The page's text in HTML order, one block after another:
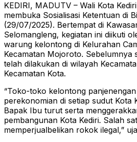
KEDIRI, MADUTV – Wali Kota
membuka Sosialisasi Ketentuan di
(29/07/2025). Bertempat di
Selomangleng, kegiatan ini diikuti
warung kelontong di Kelurahan
Kecamatan Mojoroto. Sebelumnya
telah dilakukan di wilayah
Kecamatan Kota.
“Toko-toko kelontong
perekonomian di setiap sudut Kota
Bapak Ibu turut serta
pembangunan Kota Kediri. Salah
memperjualbelikan rokok ilegal,”